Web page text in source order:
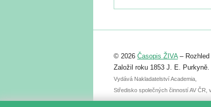
Registrovat se můžete do 6.
abstraktu přihlášené
posteru je už 30. června.
© 2026 Časopis ŽIVA– Rozhled
Založil roku 1853 J. E. Purkyně.
Vydává Nakladatelství Academia,
Středisko společných činností AV ČR,